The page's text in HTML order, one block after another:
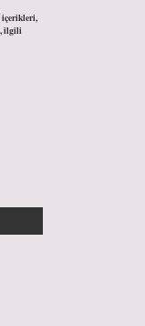
içerikleri,
ilgili